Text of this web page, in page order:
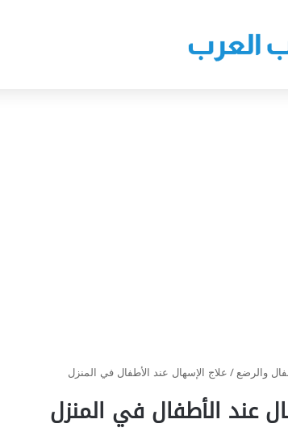
والرضع/علاج الإسهال عند الأطفال في المنزل
عند الأطفال في المنزل